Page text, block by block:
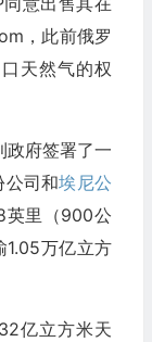
，此前俄罗
天然气的权
府签署了一
公司和埃尼公
英里（900公
1.05万亿立方
亿立方米天